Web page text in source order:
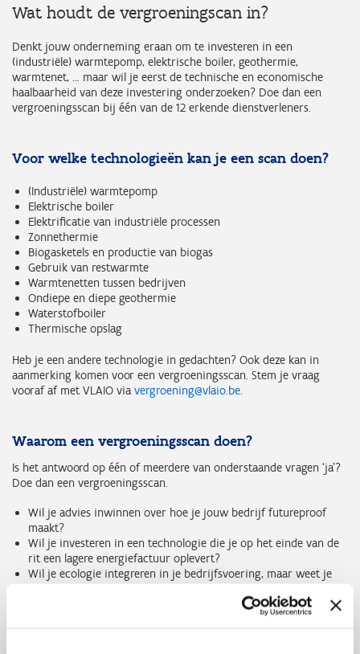
Wat houdt de vergroeningscan in?
Denkt jouw onderneming eraan om te investeren in een
(industriële) warmtepomp, elektrische boiler, geothermie,
warmtenet, … maar wil je eerst de technische en economische
haalbaarheid van deze investering onderzoeken? Doe dan een
vergroeningsscan bij één van de 12 erkende dienstverleners.
Voor welke technologieën kan je een scan doen?
(Industriële) warmtepomp
Elektrische boiler
Elektrificatie van industriële processen
Zonnethermie
Biogasketels en productie van biogas
Gebruik van restwarmte
Warmtenetten tussen bedrijven
Ondiepe en diepe geothermie
Waterstofboiler
Thermische opslag
Heb je een andere technologie in gedachten? Ook deze kan in
aanmerking komen voor een vergroeningsscan. Stem je vraag
vooraf af met VLAIO via vergroening@vlaio.be.
Waarom een vergroeningsscan doen?
Is het antwoord op één of meerdere van onderstaande vragen ‘ja’?
Doe dan een vergroeningsscan.
Wil je advies inwinnen over hoe je jouw bedrijf futureproof
maakt?
Wil je investeren in een technologie die je op het einde van de
rit een lagere energiefactuur oplevert?
Wil je ecologie integreren in je bedrijfsvoering, maar weet je